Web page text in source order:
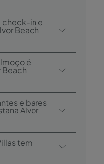
check-in e
Beach
Beach Villas é
out é até às
é
Beach
incluem
e bares
Alvor
tem 1
O hotel tem
tem